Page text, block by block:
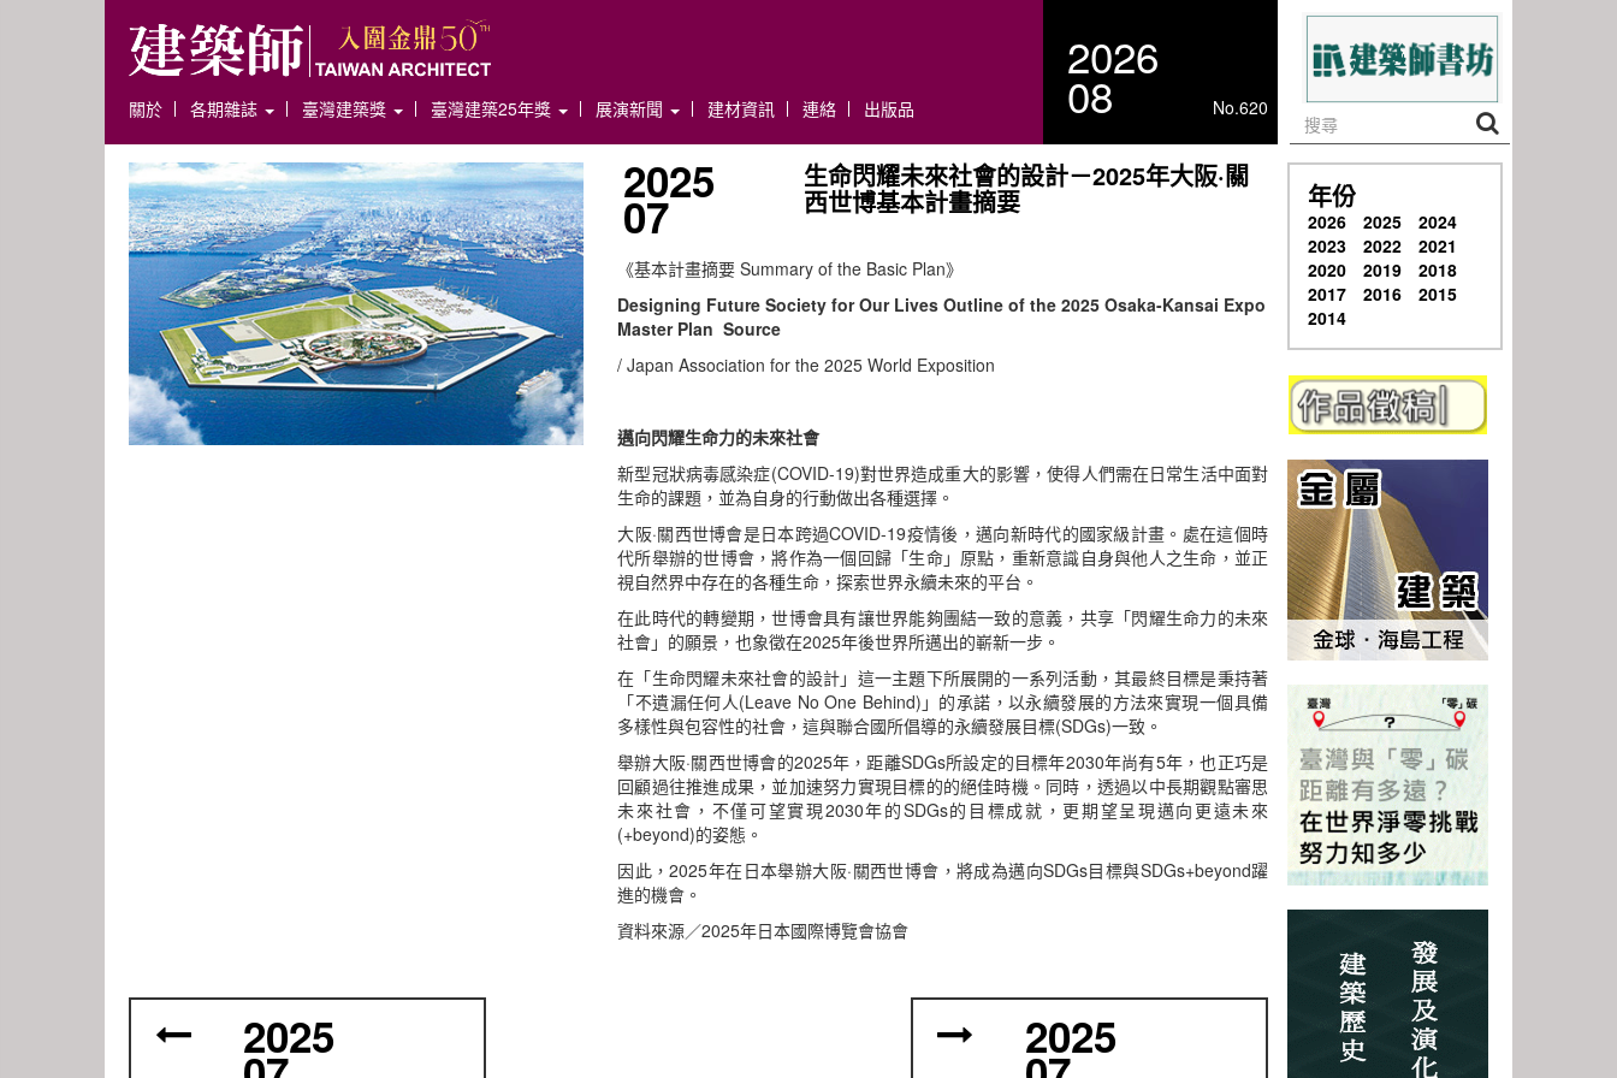
關於 各期雜誌 臺灣建築獎 臺灣建築25年獎 展演新聞 建材資訊 連絡 出版品
2026
08 No.620
2025
07
生命閃耀未來社會的設計－2025年大阪·關
西世博基本計畫摘要
《基本計畫摘要 Summary of the Basic Plan》
Designing Future Society for Our Lives Outline of the 2025 Osaka-Kansai Expo
Master Plan Source
/ Japan Association for the 2025 World Exposition
邁向閃耀生命力的未來社會
新型冠狀病毒感染症(COVID-19)對世界造成重大的影響，使得人們需在日常生活中面對
生命的課題，並為自身的行動做出各種選擇。
大阪·關西世博會是日本跨過COVID-19疫情後，邁向新時代的國家級計畫。處在這個時
代所舉辦的世博會，將作為一個回歸「生命」原點，重新意識自身與他人之生命，並正
視自然界中存在的各種生命，探索世界永續未來的平台。
在此時代的轉變期，世博會具有讓世界能夠團結一致的意義，共享「閃耀生命力的未來
社會」的願景，也象徵在2025年後世界所邁出的嶄新一步。
在「生命閃耀未來社會的設計」這一主題下所展開的一系列活動，其最終目標是秉持著
「不遺漏任何人(Leave No One Behind)」的承諾，以永續發展的方法來實現一個具備
多樣性與包容性的社會，這與聯合國所倡導的永續發展目標(SDGs)一致。
舉辦大阪·關西世博會的2025年，距離SDGs所設定的目標年2030年尚有5年，也正巧是
回顧過往推進成果，並加速努力實現目標的的絕佳時機。同時，透過以中長期觀點審思
未來社會，不僅可望實現2030年的SDGs的目標成就，更期望呈現邁向更遠未來
(+beyond)的姿態。
因此，2025年在日本舉辦大阪·關西世博會，將成為邁向SDGs目標與SDGs+beyond躍
進的機會。
資料來源／2025年日本國際博覽會協會
2025 2025
年份
2026 2025
2024
2023
2022
2021
2020
2019
2018
2017
2016
2015
2014